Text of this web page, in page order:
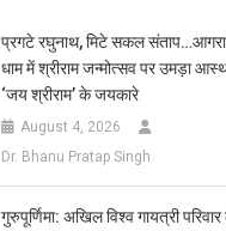
प्रगटे रघुनाथ, मिटे सकल
धाम में श्रीराम जन्मोत्सव पर उमड़ा
‘जय श्रीराम’ के जयकारे
August 4, 2026
Dr. Bhanu Pratap Singh
गुरुपूर्णिमा: अखिल विश्व गायत्री